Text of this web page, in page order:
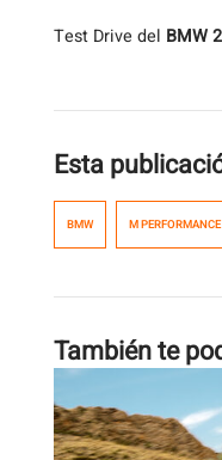
Test Drive del BMW
Esta
BMW M PERFORMANCE
También te